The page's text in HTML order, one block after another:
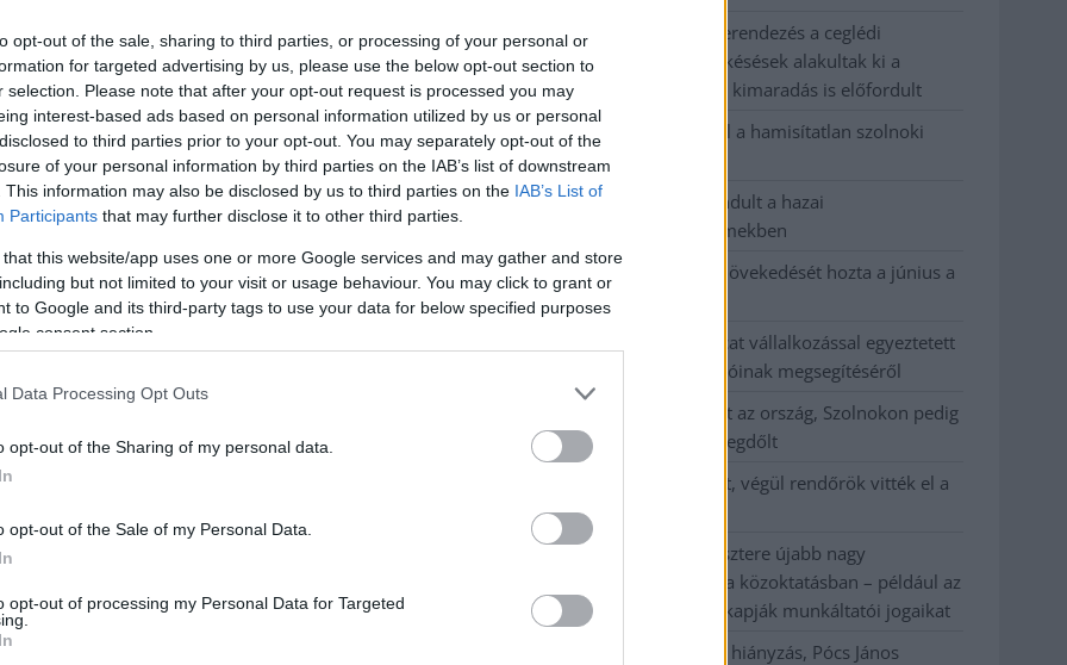
opt-out of the sale, sharing to third parties, or processing of your personal or
for targeted advertising by us, please use the below opt-out section to
selection. Please note that after your opt-out request is processed you may
interest-based ads based on personal information utilized by us or personal
to third parties prior to your opt-out. You may separately opt-out of the
of your personal information by third parties on the IAB’s list of downstream
This information may also be disclosed by us to third parties on the IAB’s List of
Participants that may further disclose it to other third parties.
that this website/app uses one or more Google services and may gather and store
but not limited to your visit or usage behaviour. You may click to grant or
to Google and its third-party tags to use your data for below specified purposes
consent section.
Data Processing Opt Outs
opt-out of the Sharing of my personal data.
opt-out of the Sale of my Personal Data.
opt-out of processing my Personal Data for Targeted
élők életminőségét.
„Ahhoz, hogy a belterületté nyilvánítás folyamata
akarata szükséges. Az ügyet támogató döntésük pedig
ha kellő súllyal, tehát minél több aláírással tudják
, de bíznak benne, hogy egy erős lakossági akarat
Mint írták, „ez az ügy ékes példája lehetne annak,
fellépni egy fontos cél érdekében.”
például a Bolhaboltnál és a Sziget ABC-nél, de
Szolnok utcáit. A cél, hogy augusztus közepére elegendő
a közgyűlés számára.
így válaszolt: „Ismereteink szerint nem, pontosabban
Természetesen később, ha olyan infrastrukturális
jutnak az itt élők, ez a helyzet változhat.
annál sikeresebb, minél többen mondanak rá igent.” –
Elromlott a biztosítóberendezés a ceglédi
vasútvonalon, alapos késések alakultak ki a
menetrendhez képest, kimaradás is előfordult
Ön szerint hogy készül a hamisítatlan szolnoki
habos isler?
Országos ellenőrzés indult a hazai
akkumulátoripari üzemekben
Az idei év leglassabb növekedését hozta a június a
kiskereskedelemben
Györfi Mihály több tucat vállalkozással egyeztetett
a kerékpárgyár dolgozóinak megsegítéséről
41 fok fölé forrósodott az ország, Szolnokon pedig
egy másik rekord is megdőlt
Egy telefonhívást akart, végül rendőrök vitték el a
mezőtúri férfit
A Tisza kormány minisztere újabb nagy
változásokról döntött a közoktatásban – például az
iskolaigazgatók visszakapják munkáltatói jogaikat
Sok volt az igazolatlan hiányzás, Pócs János